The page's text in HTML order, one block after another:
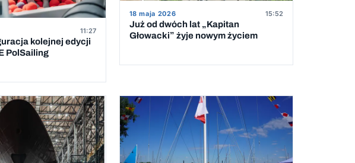
11:27
kolejnej edycji
PolSailing
18 maja 2026 15:52
Już od dwóch lat „Kapitan
Głowacki” żyje nowym życiem